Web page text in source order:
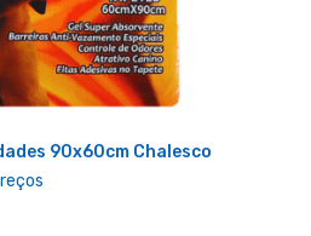
90x60cm Chalesco